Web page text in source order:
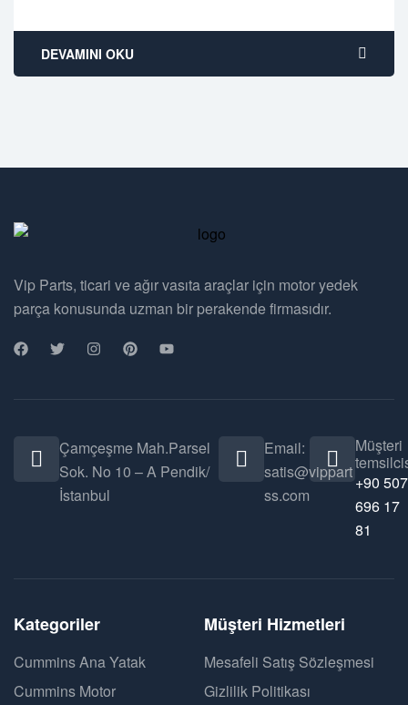
DEVAMINI OKU
Vip Parts, ticari ve ağır vasıta araçlar için motor yedek
parça konusunda uzman bir perakende firmasıdır.
Çamçeşme Mah.Parsel
Sok. No 10 – A Pendik/
İstanbul
Email:
satis@vippart
ss.com
Müşteri
+90 507
696 17
81
Kategoriler
Cummins Ana Yatak
Cummins Motor
Müşteri Hizmetleri
Mesafeli Satış Sözleşmesi
Gizlilik Politikası